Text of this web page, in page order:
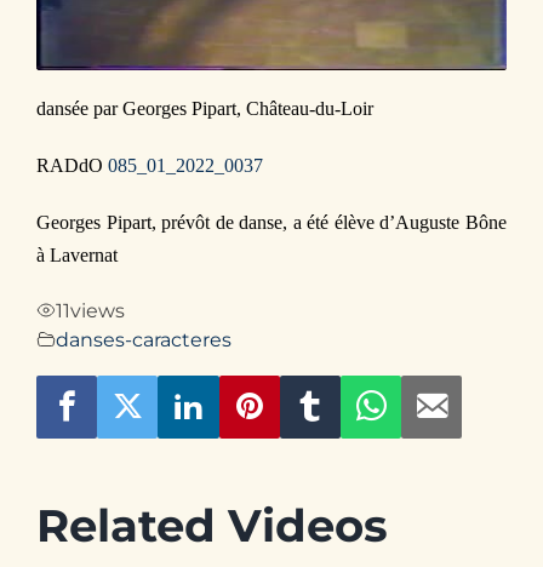
dansée par Georges Pipart, Château-du-Loir
RADdO 085_01_2022_0037
Georges Pipart, prévôt de danse, a été élève d’Auguste Bône
à Lavernat
11views
danses-caracteres
Related Videos